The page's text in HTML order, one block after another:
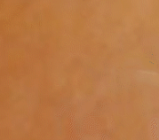
System)